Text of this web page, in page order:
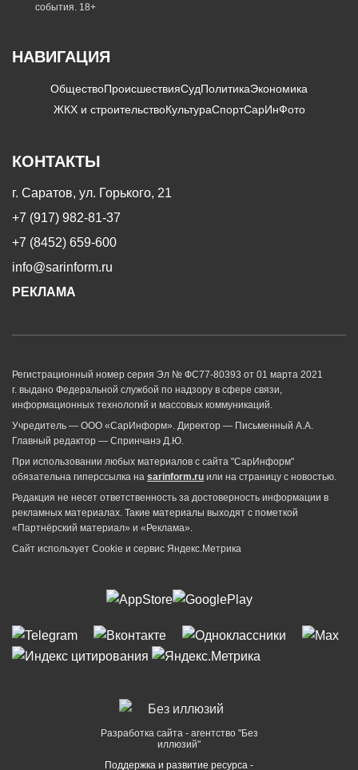
события. 18+
НАВИГАЦИЯ
ОбществоПроисшествияСудПолитикаЭкономика
ЖКХ и строительствоКультураСпортСарИнФото
КОНТАКТЫ
г. Саратов, ул. Горького, 21
+7 (917) 982-81-37
+7 (8452) 659-600
info@sarinform.ru
РЕКЛАМА
Регистрационный номер серия Эл № ФС77-80393 от 01 марта 2021
г. выдано Федеральной службой по надзору в сфере связи,
информационных технологий и массовых коммуникаций.
Учредитель — ООО «СарИнформ». Директор — Письменный А.А.
Главный редактор — Спринчанэ Д.Ю.
При использовании любых материалов с сайта "СарИнформ"
обязательна гиперссылка на sarinform.ru или на страницу с новостью.
Редакция не несет ответственность за достоверность информации в
рекламных материалах. Такие материалы выходят с пометкой
«Партнёрский материал» и «Реклама».
Сайт использует Cookie и сервиc Яндекс.Метрика
Разработка сайта - агентство "Без
иллюзий"
Поддержка и развитие ресурса -